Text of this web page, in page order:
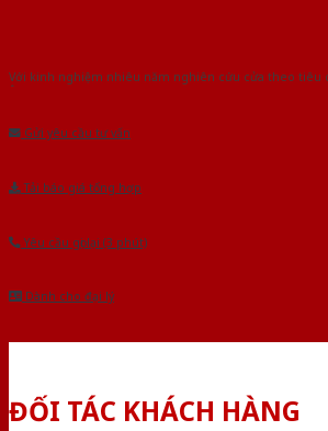
Với kinh nghiệm nhiêu năm nghiên cứu cửa theo tiêu
Gửi yêu cầu tư vấn
Tải báo giá tổng hợp
Yêu cầu gọi lại (3 phút)
Dành cho đại lý
ĐỐI TÁC KHÁCH HÀNG